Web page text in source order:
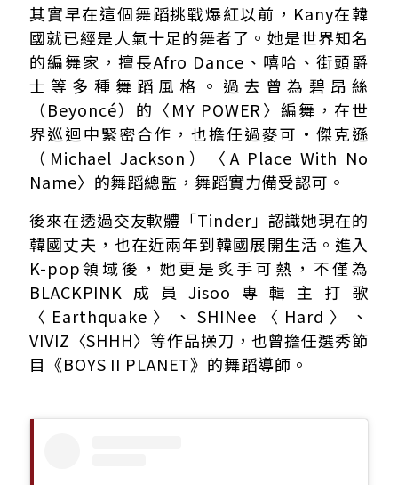
其實早在這個舞蹈挑戰爆紅以前，Kany在韓
國就已經是人氣十足的舞者了。她是世界知名
的編舞家，擅長Afro Dance、嘻哈、街頭爵
士等多種舞蹈風格。過去曾為碧昂絲
（Beyoncé）的〈MY POWER〉編舞，在世
界巡迴中緊密合作，也擔任過麥可·傑克遜
（Michael Jackson）〈A Place With No
Name〉的舞蹈總監，舞蹈實力備受認可。
後來在透過交友軟體「Tinder」認識她現在的
韓國丈夫，也在近兩年到韓國展開生活。進入
K-pop領域後，她更是炙手可熱，不僅為
BLACKPINK成員Jisoo專輯主打歌
〈Earthquake〉、SHINee〈Hard〉、
VIVIZ〈SHHH〉等作品操刀，也曾擔任選秀節
目《BOYS II PLANET》的舞蹈導師。